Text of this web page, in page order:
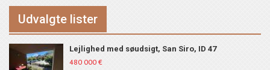
Udvalgte lister
Lejlighed med søudsigt, San Siro, ID 47
480 000 €